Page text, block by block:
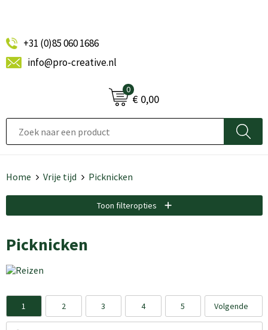
+31 (0)85 060 1686
info@pro-creative.nl
0
€ 0,00
Home Vrije tijd Picknicken
Toon filteropties
Picknicken
1 2 3 4 5 Volgende